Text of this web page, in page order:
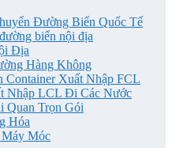
Đường Biển Quốc Tế
biển nội địa
Địa
Hàng Không
Container Xuất Nhập FCL
Nhập LCL Đi Các Nước
Quan Trọn Gói
Hóa
Móc